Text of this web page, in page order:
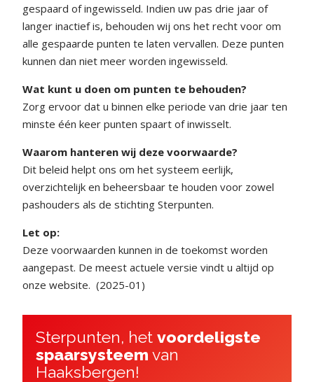
gespaard of ingewisseld. Indien uw pas drie jaar of
langer inactief is, behouden wij ons het recht voor om
alle gespaarde punten te laten vervallen. Deze punten
kunnen dan niet meer worden ingewisseld.
Wat kunt u doen om punten te behouden?
Zorg ervoor dat u binnen elke periode van drie jaar ten
minste één keer punten spaart of inwisselt.
Waarom hanteren wij deze voorwaarde?
Dit beleid helpt ons om het systeem eerlijk,
overzichtelijk en beheersbaar te houden voor zowel
pashouders als de stichting Sterpunten.
Let op:
Deze voorwaarden kunnen in de toekomst worden
aangepast. De meest actuele versie vindt u altijd op
onze website. (2025-01)
Sterpunten, hetvoordeligste
spaarsysteem van
Haaksbergen!